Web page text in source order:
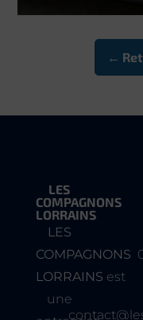
←
LES
COMPAGNONS
LORRAINS
LES
COMPAGNONS
LORRAINS est
une